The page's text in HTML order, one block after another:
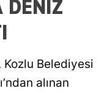
DENİZ
Kozlu Belediyesi
alınan